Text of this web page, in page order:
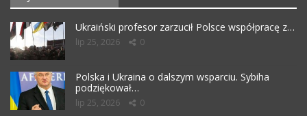
Ukraiński profesor zarzucił Polsce współpracę z…
lip 25, 2026 0
Polska i Ukraina o dalszym wsparciu. Sybiha
podziękował…
lip 25, 2026 0